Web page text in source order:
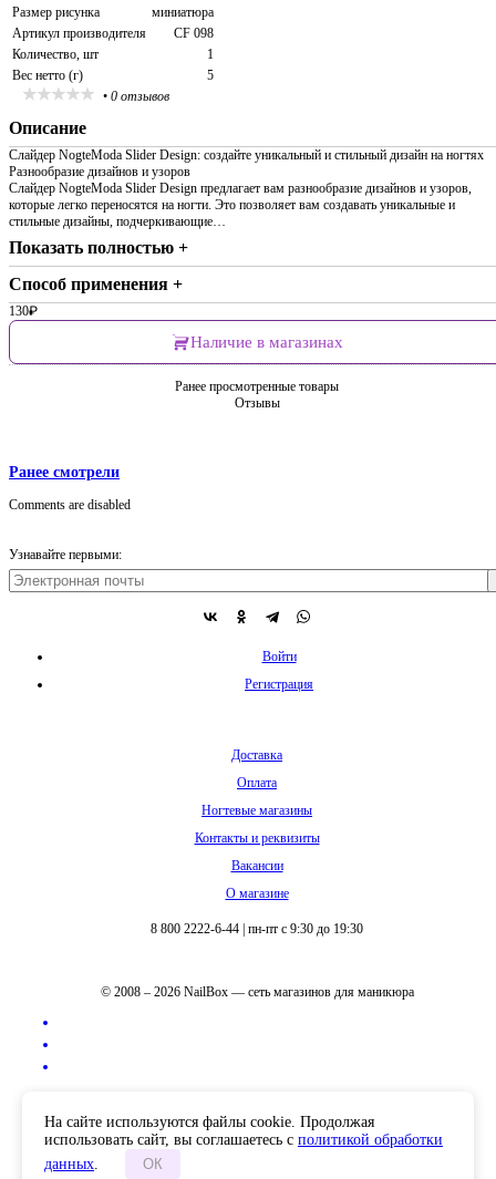
Размер рисунка
миниатюра
Артикул производителя
CF 098
Количество, шт
1
Вес нетто (г)
5
• 0 отзывов
Описание
Слайдер NogteModa Slider Design: создайте уникальный и стильный дизайн на ногтях
Разнообразие дизайнов и узоров
Слайдер NogteModa Slider Design предлагает вам разнообразие дизайнов и узоров,
которые легко переносятся на ногти. Это позволяет вам создавать уникальные и
стильные дизайны, подчеркивающие…
Показать полностью +
Способ применения +
130₽
Наличие в магазинах
Ранее просмотренные товары
Отзывы
Ранее смотрели
Comments are disabled
Узнавайте первыми:
Войти
Регистрация
Доставка
Оплата
Ногтевые магазины
Контакты и реквизиты
Вакансии
О магазине
8 800 2222-6-44 пн-пт с 9:30 до 19:30
© 2008 – 2026 NailBox — сеть магазинов для маникюра
На сайте используются файлы cookie. Продолжая
использовать сайт, вы соглашаетесь с политикой обработки
данных. ОК